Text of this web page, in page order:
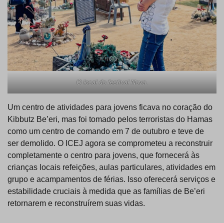
O local do festival Nova.
Um centro de atividades para jovens ficava no coração do
Kibbutz Be’eri, mas foi tomado pelos terroristas do Hamas
como um centro de comando em 7 de outubro e teve de
ser demolido. O ICEJ agora se comprometeu a reconstruir
completamente o centro para jovens, que fornecerá às
crianças locais refeições, aulas particulares, atividades em
grupo e acampamentos de férias. Isso oferecerá serviços e
estabilidade cruciais à medida que as famílias de Be’eri
retornarem e reconstruírem suas vidas.